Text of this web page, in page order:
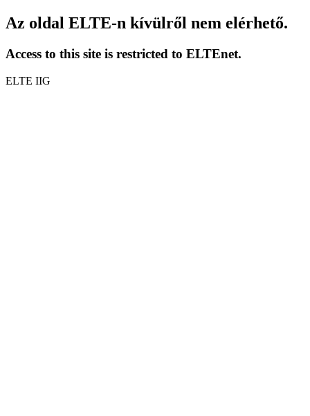
Az oldal ELTE-n kívülről nem elérhető.
Access to this site is restricted to ELTEnet.
ELTE IIG